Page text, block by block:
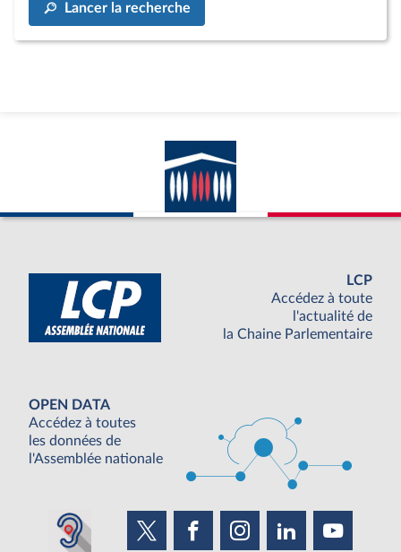
Lancer la recherche
LCP
Accédez à toute
l'actualité de
la Chaine Parlementaire
OPEN DATA
Accédez à toutes
les données de
l'Assemblée nationale